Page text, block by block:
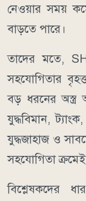
নেওয়ার সময়
বাড়তে পারে।
তাদের মতে,
সহযোগিতার
বড় ধরনের অস্ত্র
যুদ্ধবিমান,
যুদ্ধজাহাজ ও
সহযোগিতা ক্রমেই
বিশ্লেষকদের